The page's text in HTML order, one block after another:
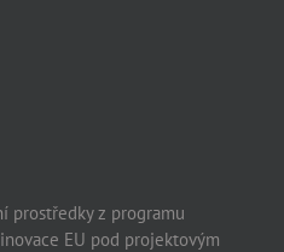
prostředky z programu
EU pod projektovým